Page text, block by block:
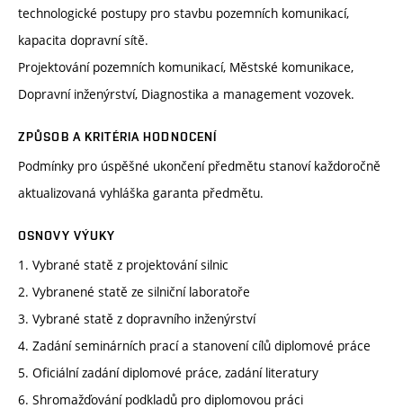
technologické postupy pro stavbu pozemních komunikací,
kapacita dopravní sítě.
Projektování pozemních komunikací, Městské komunikace,
Dopravní inženýrství, Diagnostika a management vozovek.
ZPŮSOB A KRITÉRIA HODNOCENÍ
Podmínky pro úspěšné ukončení předmětu stanoví každoročně
aktualizovaná vyhláška garanta předmětu.
OSNOVY VÝUKY
1. Vybrané statě z projektování silnic
2. Vybranené statě ze silniční laboratoře
3. Vybrané statě z dopravního inženýrství
4. Zadání seminárních prací a stanovení cílů diplomové práce
5. Oficiální zadání diplomové práce, zadání literatury
6. Shromažďování podkladů pro diplomovou práci